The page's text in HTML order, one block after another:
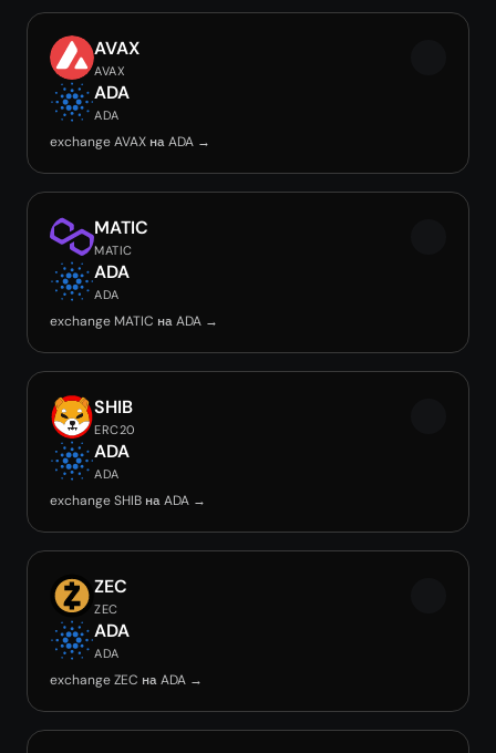
AVAX
AVAX
ADA
ADA
exchange AVAX на ADA →
MATIC
MATIC
ADA
ADA
exchange MATIC на ADA →
SHIB
ERC20
ADA
ADA
exchange SHIB на ADA →
ZEC
ZEC
ADA
ADA
exchange ZEC на ADA →